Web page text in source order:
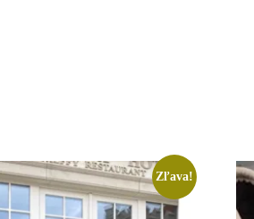
Zľava!